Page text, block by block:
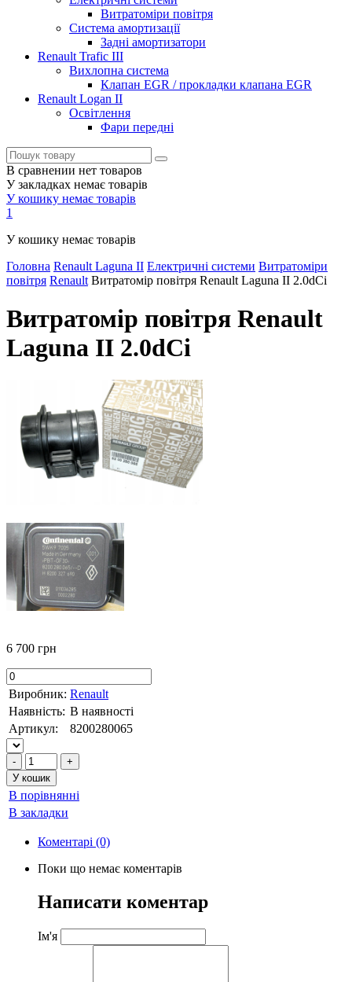
Витратоміри повітря
Система амортизації
Задні амортизатори
Renault Trafic III
Вихлопна система
Клапан EGR / прокладки клапана EGR
Renault Logan II
Освітлення
Фари передні
В сравнении нет товаров
У закладках немає товарів
У кошику немає товарів
1
У кошику немає товарів
Головна Renault Laguna II Електричні системи Витратоміри
повітря Renault Витратомір повітря Renault Laguna II 2.0dCi
Витратомір повітря Renault
Laguna II 2.0dCi
6 700 грн
Виробник: Renault
Наявність: В наявності
Артикул:
8200280065
В порівнянні
В закладки
Коментарі (0)
Поки що немає коментарів
Написати коментар
Ім'я